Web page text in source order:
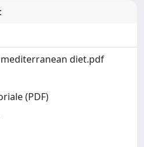
mediterranean diet.pdf
(PDF)